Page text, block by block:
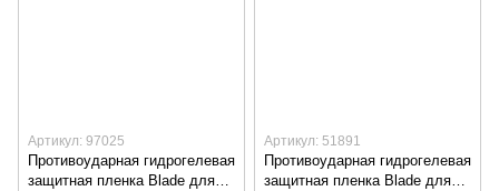
Артикул: 97025
Противоударная гидрогелевая
защитная пленка Blade для
Артикул: 51891
Противоударная гидрогелевая
защитная пленка Blade для